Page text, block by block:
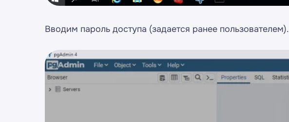
Вводим пароль доступа (задается ранее пользователем).